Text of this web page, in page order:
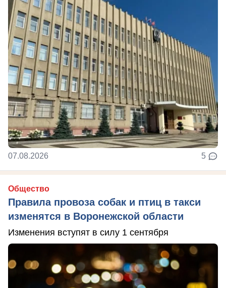
07.08.2026 5
Общество
Правила провоза собак и птиц в такси
изменятся в Воронежской области
Изменения вступят в силу 1 сентября